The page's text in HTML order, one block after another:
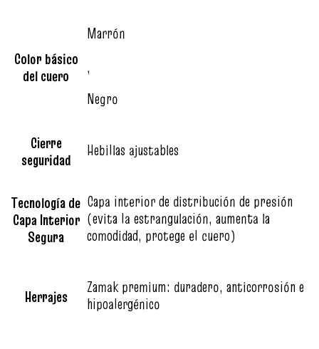
Color básico
del cuero
Marrón
,
Negro
Cierre
seguridad
Hebillas ajustables
Tecnología de
Capa Interior
Segura
Capa interior de distribución de presión
(evita la estrangulación, aumenta la
comodidad, protege el cuero)
Herrajes
Zamak premium: duradero, anticorrosión e
hipoalergénico